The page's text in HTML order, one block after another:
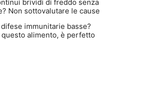
brividi di freddo senza
Non sottovalutare le cause
immunitarie basse?
questo alimento, è perfetto